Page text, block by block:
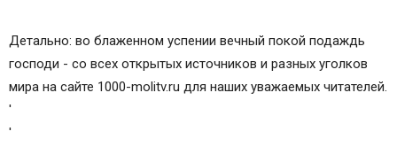
Детально: во блаженном успении вечный покой подаждь
господи - со всех открытых источников и разных уголков
мира на сайте 1000-molitv.ru для наших уважаемых читателей.
'
'